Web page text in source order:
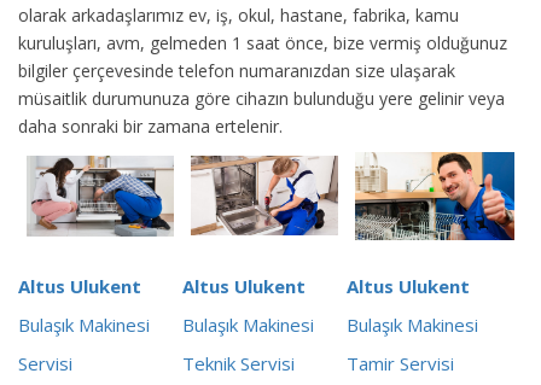
olarak arkadaşlarımız ev, iş, okul, hastane, fabrika, kamu
kuruluşları, avm, gelmeden 1 saat önce, bize vermiş olduğunuz
bilgiler çerçevesinde telefon numaranızdan size ulaşarak
müsaitlik durumunuza göre cihazın bulunduğu yere gelinir veya
daha sonraki bir zamana ertelenir.
Altus Ulukent
Bulaşık Makinesi
Servisi
Altus Ulukent
Bulaşık Makinesi
Teknik Servisi
Altus Ulukent
Bulaşık Makinesi
Tamir Servisi